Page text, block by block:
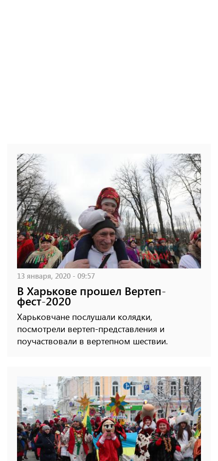
13 января, 2020 - 09:57
В Харькове прошел Вертеп-
фест-2020
Харьковчане послушали колядки,
посмотрели вертеп-представления и
поучаствовали в вертепном шествии.